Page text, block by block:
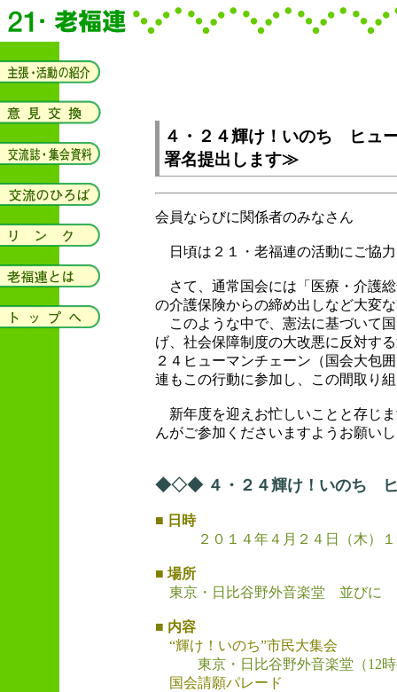
４・２４輝け！いのち ヒュ
署名提出します≫
会員ならびに関係者のみなさん
日頃は２１・老福連の活動にご協
さて、通常国会には「医療・介護
の介護保険からの締め出しなど大変
このような中で、憲法に基づいて
げ、社会保障制度の大改悪に反対す
２４ヒューマンチェーン（国会大包
連もこの行動に参加し、この間取り
新年度を迎えお忙しいことと存じ
んがご参加くださいますようお願い
◆◇◆ ４・２４輝け！いのち
■ 日時
２０１４年４月２４日（木）
■ 場所
東京・日比谷野外音楽堂 並びに
■ 内容
“輝け！いのち”市民大集会
東京・日比谷野外音楽堂（12
国会請願パレード